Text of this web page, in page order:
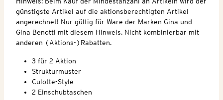
günstigste Artikel auf die aktionsberechtigten Artikel
angerechnet! Nur gültig für Ware der Marken Gina und
Gina Benotti mit diesem Hinweis. Nicht kombinierbar mit
anderen (Aktions-)Rabatten.
3 für 2 Aktion
Strukturmuster
Culotte-Style
2 Einschubtaschen